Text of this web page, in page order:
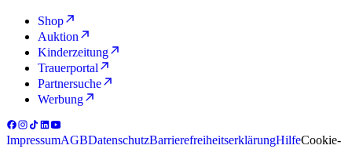
Shop
Auktion
Kinderzeitung
Trauerportal
Partnersuche
Werbung
ImpressumAGBDatenschutzBarrierefreiheitserklärungHilfeCookie-